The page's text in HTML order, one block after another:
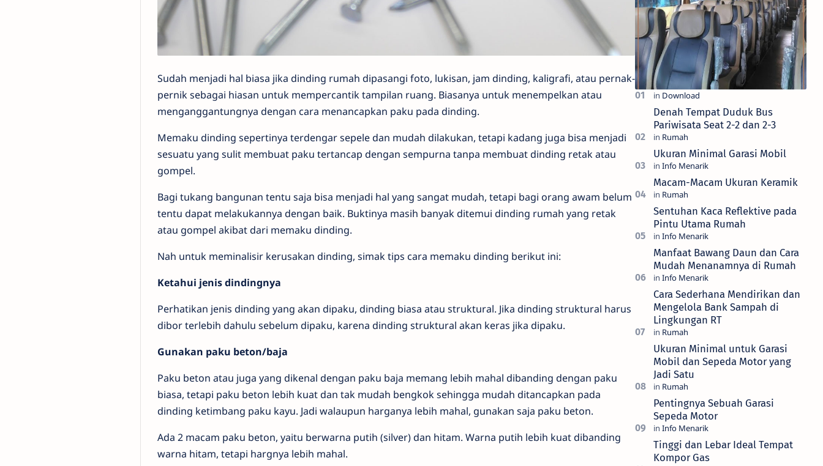
Sudah menjadi hal biasa jika dinding rumah dipasangi foto, lukisan, jam dinding, kaligrafi, atau pernak-
pernik sebagai hiasan untuk mempercantik tampilan ruang. Biasanya untuk menempelkan atau
menganggantungnya dengan cara menancapkan paku pada dinding.
Memaku dinding sepertinya terdengar sepele dan mudah dilakukan, tetapi kadang juga bisa menjadi
sesuatu yang sulit membuat paku tertancap dengan sempurna tanpa membuat dinding retak atau
gompel.
Bagi tukang bangunan tentu saja bisa menjadi hal yang sangat mudah, tetapi bagi orang awam belum
tentu dapat melakukannya dengan baik. Buktinya masih banyak ditemui dinding rumah yang retak
atau gompel akibat dari memaku dinding.
Nah untuk meminalisir kerusakan dinding, simak tips cara memaku dinding berikut ini:
Ketahui jenis dindingnya
Perhatikan jenis dinding yang akan dipaku, dinding biasa atau struktural. Jika dinding struktural harus
dibor terlebih dahulu sebelum dipaku, karena dinding struktural akan keras jika dipaku.
Gunakan paku beton/baja
Paku beton atau juga yang dikenal dengan paku baja memang lebih mahal dibanding dengan paku
biasa, tetapi paku beton lebih kuat dan tak mudah bengkok sehingga mudah ditancapkan pada
dinding ketimbang paku kayu. Jadi walaupun harganya lebih mahal, gunakan saja paku beton.
Ada 2 macam paku beton, yaitu berwarna putih (silver) dan hitam. Warna putih lebih kuat dibanding
warna hitam, tetapi hargnya lebih mahal.
Denah Tempat Duduk Bus
Pariwisata Seat 2-2 dan 2-3
Ukuran Minimal Garasi Mobil
Macam-Macam Ukuran Keramik
Sentuhan Kaca Reflektive pada
Pintu Utama Rumah
Manfaat Bawang Daun dan Cara
Mudah Menanamnya di Rumah
Cara Sederhana Mendirikan dan
Mengelola Bank Sampah di
Lingkungan RT
Ukuran Minimal untuk Garasi
Mobil dan Sepeda Motor yang
Jadi Satu
Pentingnya Sebuah Garasi
Sepeda Motor
Tinggi dan Lebar Ideal Tempat
Kompor Gas